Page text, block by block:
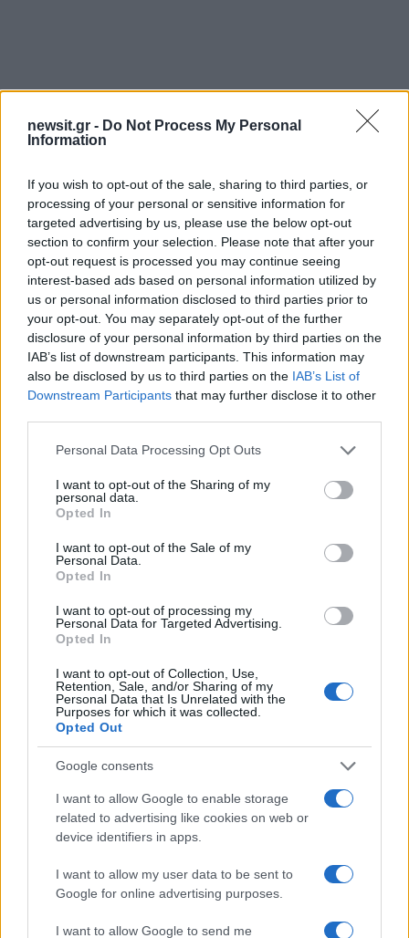
newsit.gr - Do Not Process My Personal
Information
If you wish to opt-out of the sale, sharing to third parties, or
processing of your personal or sensitive information for
targeted advertising by us, please use the below opt-out
section to confirm your selection. Please note that after your
opt-out request is processed you may continue seeing
interest-based ads based on personal information utilized by
us or personal information disclosed to third parties prior to
your opt-out. You may separately opt-out of the further
disclosure of your personal information by third parties on the
IAB’s list of downstream participants. This information may
also be disclosed by us to third parties on the IAB’s List of
Downstream Participants that may further disclose it to other
Please note that this website/app uses one or more Google
not limited to your visit or usage behaviour. You may click to
grant or deny consent to Google and its third-party tags to
use your data for below specified purposes in below Google
consent section.
Personal Data Processing Opt Outs
I want to opt-out of the Sharing of my
personal data.
Opted In
I want to opt-out of the Sale of my
Personal Data.
Opted In
I want to opt-out of processing my
Personal Data for Targeted Advertising.
Opted In
I want to opt-out of Collection, Use,
Retention, Sale, and/or Sharing of my
Personal Data that Is Unrelated with the
Purposes for which it was collected.
Opted Out
Google consents
I want to allow Google to enable storage
related to advertising like cookies on web or
device identifiers in apps.
I want to allow my user data to be sent to
Google for online advertising purposes.
I want to allow Google to send me
Για την ιστορία, το ζευγάρι που αποχώρησε από
το «J2US» το βράδυ του Σαββάτου, ήταν ο
Θανάσης Βισκαδουράκης και η Ξένια Βέρρα.
ΔΙΑΦΗΜΙΣΗ
Αν τα χάσατε
Δανάη Μπάρκα και Φάνης
Μπότσης σε νέα selfie μετά
την συγκατοίκηση και το
τους
Ο Γιώργος
θα μου έλεγε
κεφάλι και πάμε»